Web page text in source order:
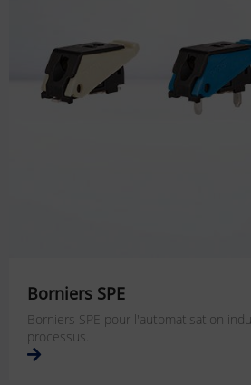
Borniers SPE
Borniers SPE pour l'automatisation
processus.